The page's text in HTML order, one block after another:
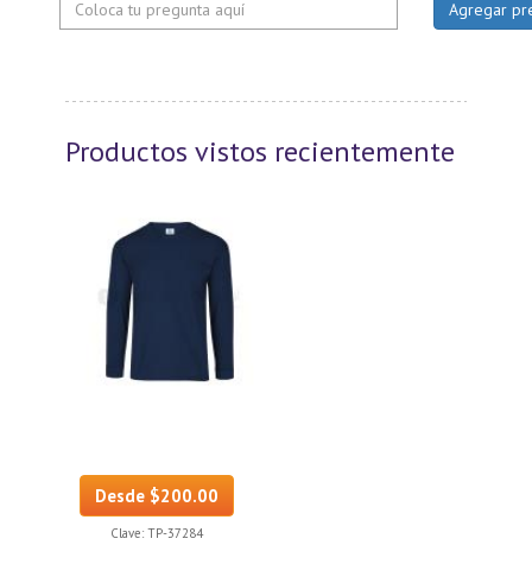
Productos vistos recientemente
Desde $200.00
Clave: TP-37284